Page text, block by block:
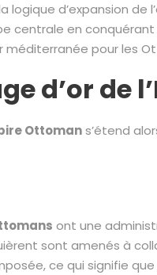
logique d’expansion
centrale en
méditerranée pour les
d’or de
Ottomans’étend
ont une
sont amenés à
ce qui signifie